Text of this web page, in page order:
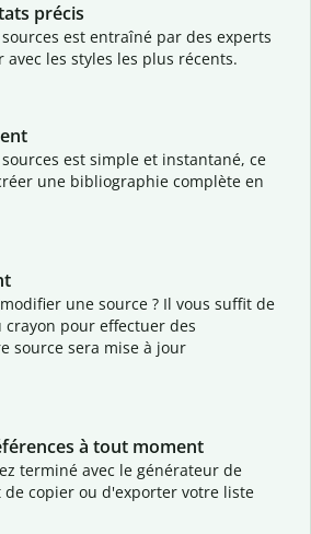
précis
est entraîné par des experts
les styles les plus récents.
est simple et instantané, ce
une bibliographie complète en
une source ? Il vous suffit de
pour effectuer des
source sera mise à jour
à tout moment
terminé avec le générateur de
copier ou d'exporter votre liste